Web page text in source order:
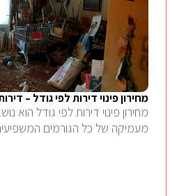
מחירון פינוי דירות לפי גודל – דירות 2, 3, 4 ו-5
מחירון פינוי דירות לפי גודל הוא
מעמיקה של כל הגורמים